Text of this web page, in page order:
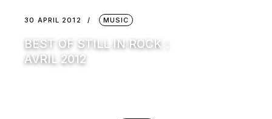
30 APRIL 2012 MUSIC
BEST OF STILL IN ROCK :
AVRIL 2012